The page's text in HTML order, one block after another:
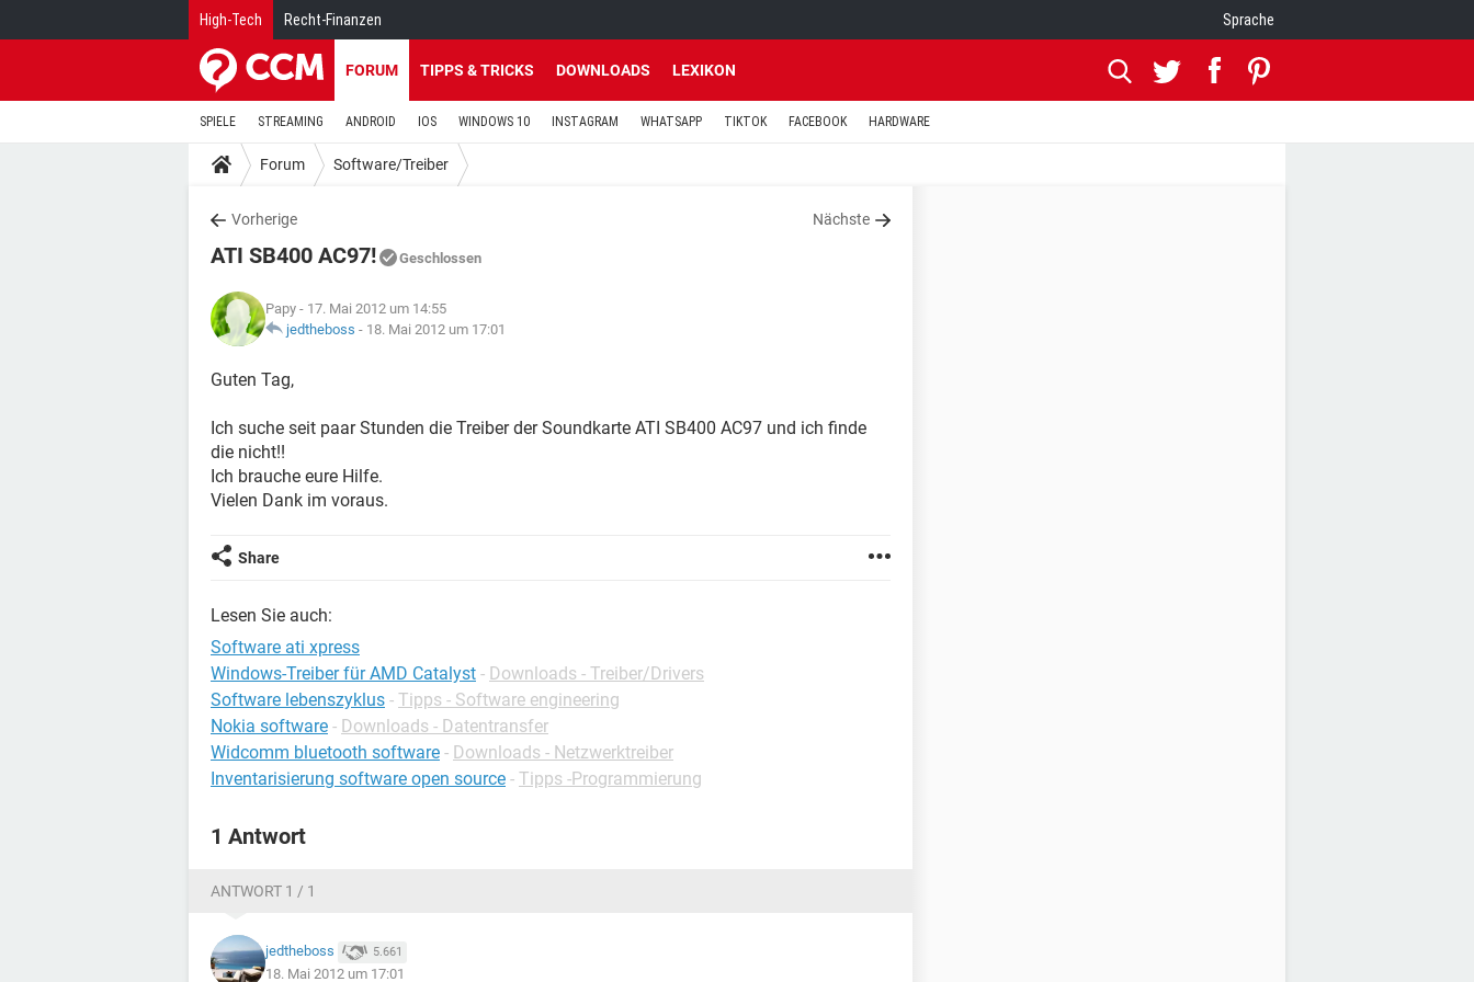
High-Tech Recht-Finanzen Sprache
FORUM TIPPS & TRICKS DOWNLOADS LEXIKON
SPIELE STREAMING ANDROID IOS WINDOWS 10 INSTAGRAM WHATSAPP TIKTOK FACEBOOK HARDWARE
Forum Software/Treiber
Vorherige Nächste
ATI SB400 AC97! Geschlossen
Papy - 17. Mai 2012 um 14:55
jedtheboss - 18. Mai 2012 um 17:01
Guten Tag,
Ich suche seit paar Stunden die Treiber der Soundkarte ATI SB400 AC97 und ich finde
die nicht!!
Ich brauche eure Hilfe.
Vielen Dank im voraus.
Share
Lesen Sie auch:
Software ati xpress
Windows-Treiber für AMD Catalyst - Downloads - Treiber/Drivers
Software lebenszyklus - Tipps - Software engineering
Nokia software - Downloads - Datentransfer
Widcomm bluetooth software - Downloads - Netzwerktreiber
Inventarisierung software open source - Tipps -Programmierung
1 Antwort
ANTWORT 1 / 1
jedtheboss 5.661
18. Mai 2012 um 17:01